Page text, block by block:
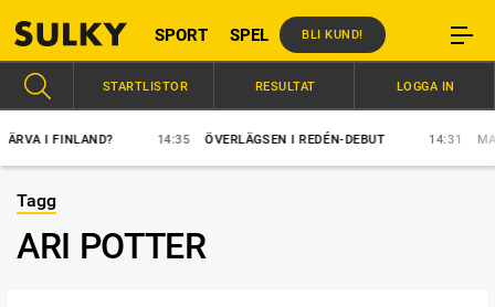
SPORT SPEL BLI KUND!
I FINLAND? 14:35 ÖVERLÄGSEN I REDÉN-DEBUT 14:31
STARTLISTOR RESULTAT LOGGA IN
Tagg
ARI POTTER